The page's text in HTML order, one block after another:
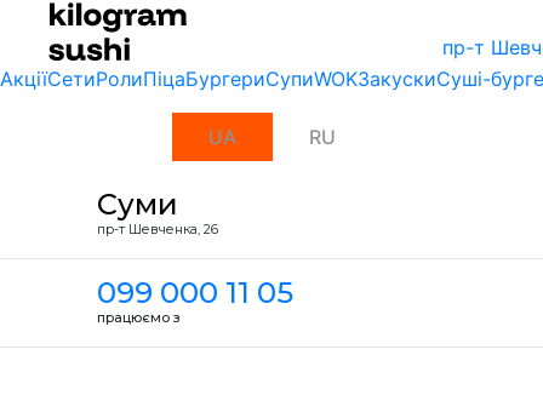
пр-т
АкціїСетиРолиПіцаБургериСупиWOKЗакускиСуші-
UA RU
Суми
пр-т Шевченка, 26
099 000 11 05
працюємо з